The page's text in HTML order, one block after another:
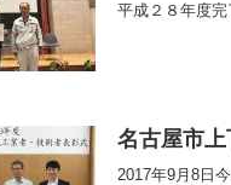
平成２８年度
名古屋市
2017年9月8日